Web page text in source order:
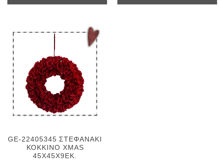
GE-22405345 ΣΤΕΦΑΝΑΚΙ
ΚΟΚΚΙΝΟ XMAS
45X45X9EK.